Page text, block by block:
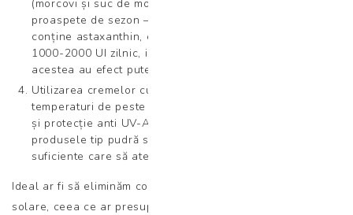
(morcovi și suc de morcovi – conțin beta-caroten, roșii
proaspete de sezon – conțin licopen, ulei de pește –
conține astaxanthin, ceai verde, seleniu, vitamina D
1000-2000 UI zilnic, inclusiv pe timp de vară). Toate
acestea au efect puternic antioxidant și de anti-aging.
Utilizarea cremelor cu SPF în intervalul orar 10-18 la
temperaturi de peste 26⁰ (Alegeți produse care asigură
și protecție anti UV-A! Se recomandă cremele, mai puțin
produsele tip pudră sau spray, fiindcă nu există studii
suficiente care să ateste siguranța utilizării lor).
Ideal ar fi să eliminăm complet riscul apariției arsurilor
solare, ceea ce ar presupune pe timp de vară o expunere